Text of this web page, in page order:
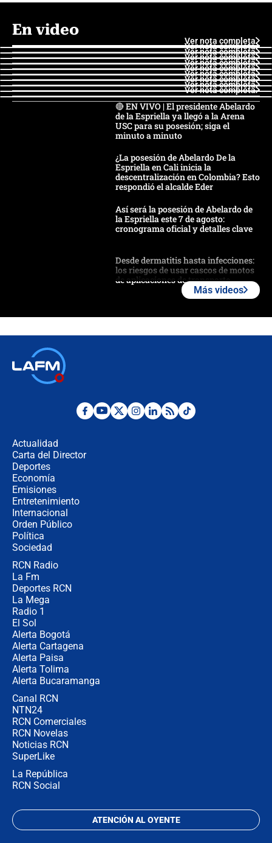
En video
Ver nota completa
Ver nota completa
Ver nota completa
Ver nota completa
Ver nota completa
Ver nota completa
Ver nota completa
Ver nota completa
Ver nota completa
Ver nota completa
🔴 EN VIVO | El presidente Abelardo
de la Espriella ya llegó a la Arena
USC para su posesión; siga el
minuto a minuto
¿La posesión de Abelardo De la
Espriella en Cali inicia la
descentralización en Colombia? Esto
respondió el alcalde Eder
Así será la posesión de Abelardo de
la Espriella este 7 de agosto:
cronograma oficial y detalles clave
Desde dermatitis hasta infecciones:
los riesgos de usar cascos de motos
de aplicaciones de transporte
Posesión de Abelardo De La Espriella
Más videos
Actualidad
Carta del Director
Deportes
Economía
Emisiones
Entretenimiento
Internacional
Orden Público
Política
Sociedad
RCN Radio
La Fm
Deportes RCN
La Mega
Radio 1
El Sol
Alerta Bogotá
Alerta Cartagena
Alerta Paisa
Alerta Tolima
Alerta Bucaramanga
Canal RCN
NTN24
RCN Comerciales
RCN Novelas
Noticias RCN
SuperLike
La República
RCN Social
ATENCIÓN AL OYENTE